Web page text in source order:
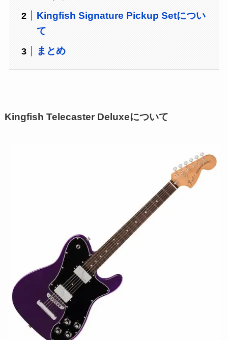
Kingfish Signature Pickup Setについ
て
まとめ
Kingfish Telecaster Deluxeについて